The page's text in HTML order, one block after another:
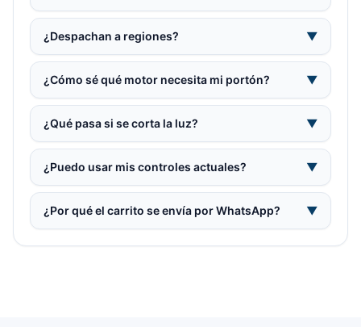
¿Despachan a regiones? ▼
¿Cómo sé qué motor necesita mi portón? ▼
¿Qué pasa si se corta la luz? ▼
¿Puedo usar mis controles actuales? ▼
¿Por qué el carrito se envía por WhatsApp? ▼